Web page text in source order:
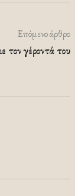
Επόμενο άρθρο
τον γέροντά του